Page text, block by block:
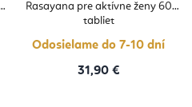
Rasayana pre aktívne ženy 60
tabliet
Odosielame do 7-10 dní
31,90 €